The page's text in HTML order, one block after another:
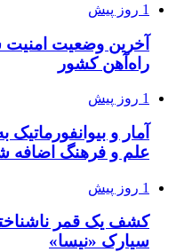
1 روز پیش
آخرین وضعیت
راه‌آهن کشور
1 روز پیش
آمار و
علم و فرهنگ اضافه
1 روز پیش
کشف یک قمر
سیارک «نیسا»